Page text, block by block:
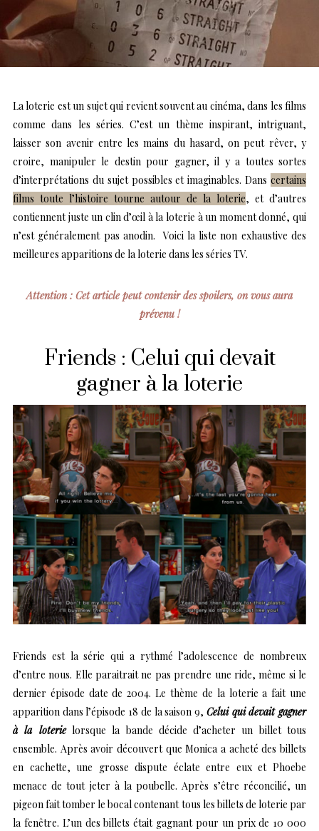
La loterie est un sujet qui revient souvent au cinéma, dans les films
comme dans les séries. C’est un thème inspirant, intriguant,
laisser son avenir entre les mains du hasard, on peut rêver, y
croire, manipuler le destin pour gagner, il y a toutes sortes
d’interprétations du sujet possibles et imaginables. Dans certains
films toute l’histoire tourne autour de la loterie, et d’autres
contiennent juste un clin d’œil à la loterie à un moment donné, qui
n’est généralement pas anodin.
Voici la liste non exhaustive des
meilleures apparitions de la loterie dans les séries TV.
Attention : Cet article peut contenir des spoilers, on vous aura
prévenu !
Friends : Celui qui devait
gagner à la loterie
Friends est la série qui a rythmé l’adolescence de nombreux
d’entre nous. Elle paraitrait ne pas prendre une ride, même si le
dernier épisode date de 2004. Le thème de la loterie a fait une
apparition dans l’épisode 18 de la saison 9, Celui qui devait gagner
à la loterielorsque la bande décide d’acheter un billet tous
ensemble. Après avoir découvert que Monica a acheté des billets
en cachette, une grosse dispute éclate entre eux et Phoebe
menace de tout jeter à la poubelle. Après s’être réconcilié, un
pigeon fait tomber le bocal contenant tous les billets de loterie par
la fenêtre. L’un des billets était gagnant pour un prix de 10 000